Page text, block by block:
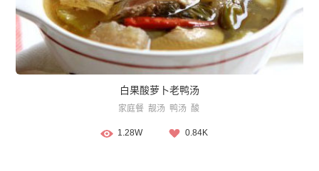
白果酸萝卜老鸭汤
家庭餐 靓汤 鸭汤 酸
1.28W 0.84K